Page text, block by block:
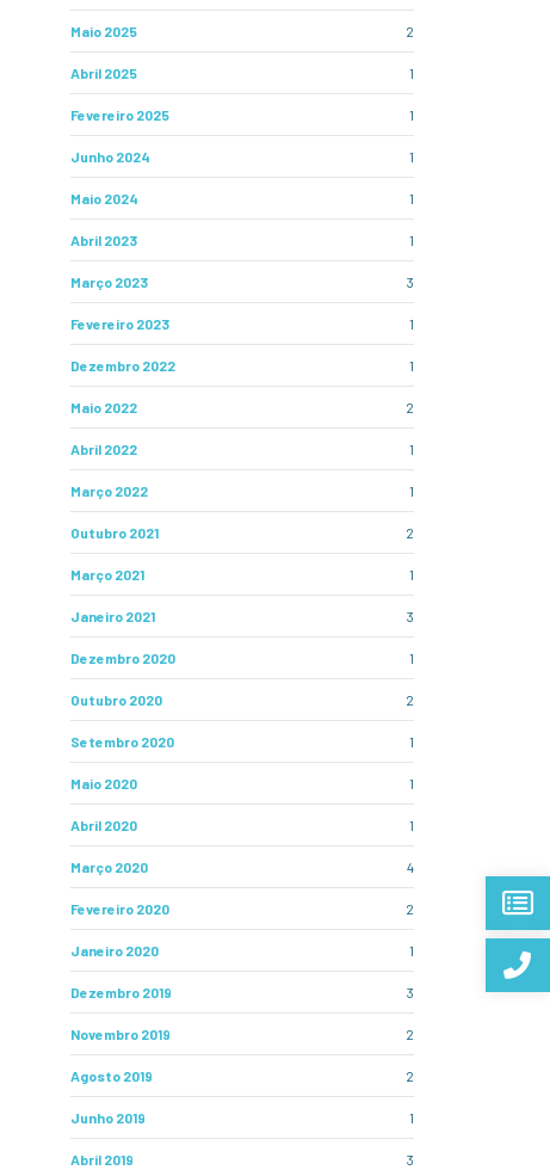
Maio 2025 2
Abril 2025 1
Fevereiro 2025 1
Junho 2024 1
Maio 2024 1
Abril 2023 1
Março 2023 3
Fevereiro 2023 1
Dezembro 2022 1
Maio 2022 2
Abril 2022 1
Março 2022 1
Outubro 2021 2
Março 2021 1
Janeiro 2021 3
Dezembro 2020 1
Outubro 2020 2
Setembro 2020 1
Maio 2020 1
Abril 2020 1
Março 2020 4
Fevereiro 2020 2
Janeiro 2020 1
Dezembro 2019 3
Novembro 2019 2
Agosto 2019 2
Junho 2019 1
Abril 2019 3